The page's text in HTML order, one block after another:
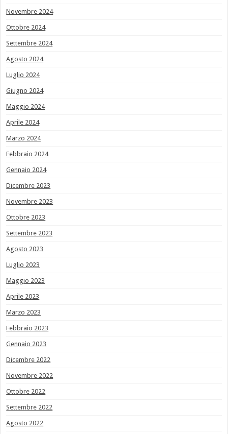
Novembre 2024
Ottobre 2024
Settembre 2024
Agosto 2024
Luglio 2024
Giugno 2024
Maggio 2024
Aprile 2024
Marzo 2024
Febbraio 2024
Gennaio 2024
Dicembre 2023
Novembre 2023
Ottobre 2023
Settembre 2023
Agosto 2023
Luglio 2023
Maggio 2023
Aprile 2023
Marzo 2023
Febbraio 2023
Gennaio 2023
Dicembre 2022
Novembre 2022
Ottobre 2022
Settembre 2022
Agosto 2022